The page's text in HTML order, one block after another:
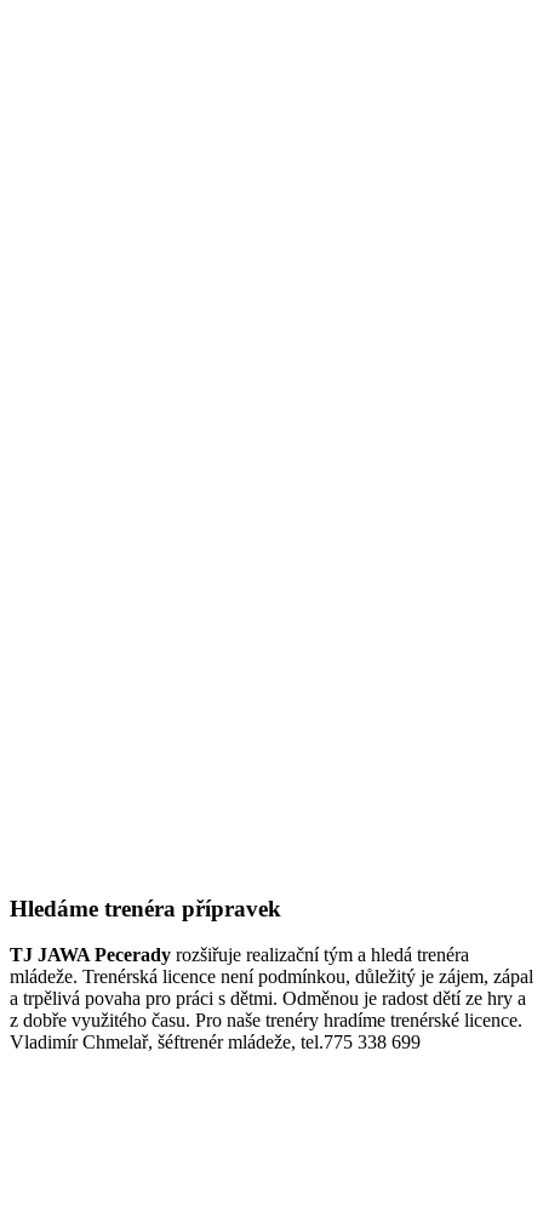
Hledáme trenéra přípravek
TJ JAWA Pecerady rozšiřuje realizační tým a hledá trenéra
mládeže. Trenérská licence není podmínkou, důležitý je zájem, zápal
a trpělivá povaha pro práci s dětmi. Odměnou je radost dětí ze hry a
z dobře využitého času. Pro naše trenéry hradíme trenérské licence.
Vladimír Chmelař, šéftrenér mládeže, tel.775 338 699